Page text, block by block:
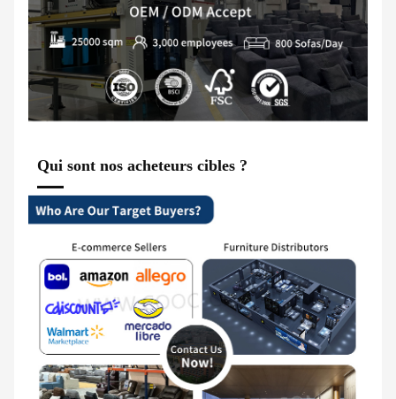
Qui sont nos acheteurs cibles ?